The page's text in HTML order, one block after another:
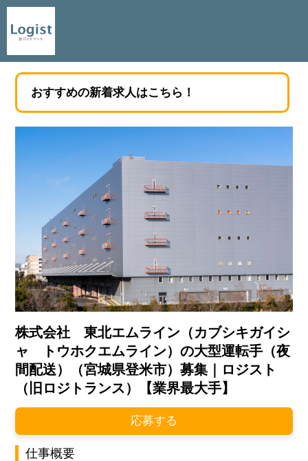
おすすめの新着求人はこちら！
株式会社 東北エムライン（カブシキガイシ
ャ トウホクエムライン）の大型運転手（夜
間配送）（宮城県登米市）募集｜ロジスト
（旧ロジトランス）【業界最大手】
応募する
仕事概要